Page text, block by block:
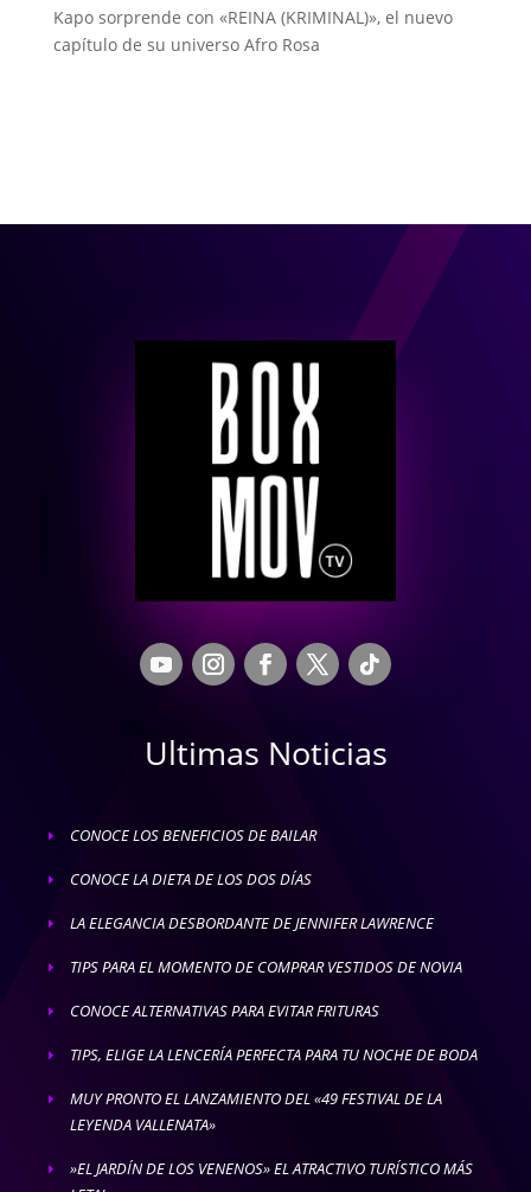
Kapo sorprende con «REINA (KRIMINAL)», el nuevo
capítulo de su universo Afro Rosa
Ultimas Noticias
E CONOCE LOS BENEFICIOS DE BAILAR
E CONOCE LA DIETA DE LOS DOS DÍAS
E LA ELEGANCIA DESBORDANTE DE JENNIFER LAWRENCE
E TIPS PARA EL MOMENTO DE COMPRAR VESTIDOS DE NOVIA
E CONOCE ALTERNATIVAS PARA EVITAR FRITURAS
E TIPS, ELIGE LA LENCERÍA PERFECTA PARA TU NOCHE DE BODA
E
MUY PRONTO EL LANZAMIENTO DEL «49 FESTIVAL DE LA
LEYENDA VALLENATA»
E
»EL JARDÍN DE LOS VENENOS» EL ATRACTIVO TURÍSTICO MÁS